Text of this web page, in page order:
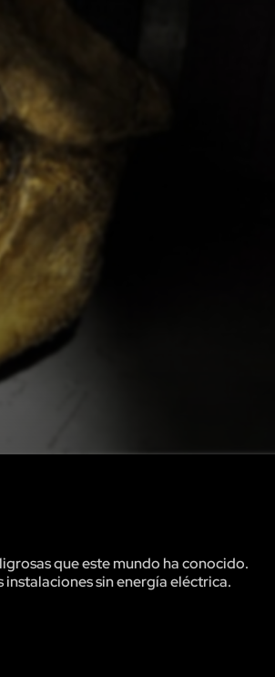
que este mundo ha conocido.
sin energía eléctrica.